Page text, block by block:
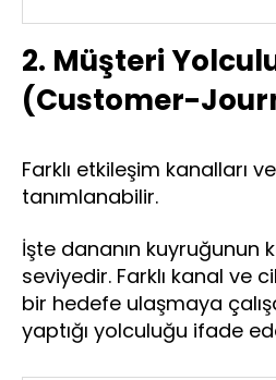
2. Müşteri
(Customer-
Farklı etkileşim kanalları
tanımlanabilir.
İşte dananın kuyruğunun
seviyedir. Farklı kanal ve
bir hedefe ulaşmaya
yaptığı yolculuğu ifade